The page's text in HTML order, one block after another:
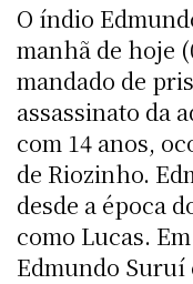
O índio
manhã de hoje
mandado de
assassinato da
com 14 anos,
de Riozinho.
desde a época
como Lucas.
Edmundo